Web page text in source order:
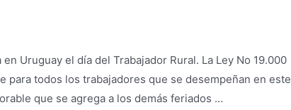
Uruguay el día del Trabajador Rural. La Ley No 19.000
para todos los trabajadores que se desempeñan en este
que se agrega a los demás feriados …